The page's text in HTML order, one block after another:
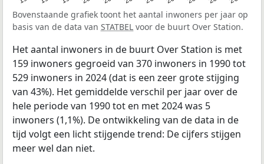
Bovenstaande grafiek toont het aantal inwoners per jaar op
basis van de data van STATBEL voor de buurt Over Station.
Het aantal inwoners in de buurt Over Station is met
159 inwoners gegroeid van 370 inwoners in 1990 tot
529 inwoners in 2024 (dat is een zeer grote stijging
van 43%). Het gemiddelde verschil per jaar over de
hele periode van 1990 tot en met 2024 was 5
inwoners (1,1%). De ontwikkeling van de data in de
tijd volgt een licht stijgende trend: De cijfers stijgen
meer wel dan niet.